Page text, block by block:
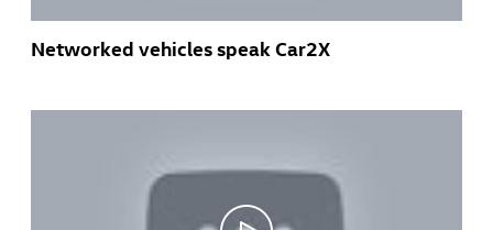
Networked vehicles speak Car2X